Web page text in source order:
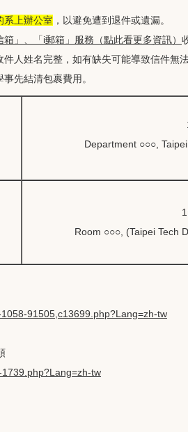
系上辦公室 ，以避免遭到退件或遺漏。
」、「i郵箱」服務（點此看更多資訊）
人姓名完整，如有缺失可能導致信件無法
先結清包裹費用。
Department ○○○,
Room ○○○, (Taipei Tech
91505,c13699.php?Lang=zh-tw
tw